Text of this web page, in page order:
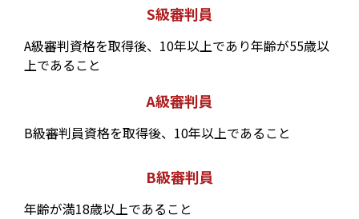
S級審判員
A級審判資格を取得後、10年以上であり年齢が55歳以
上であること
A級審判員
B級審判員資格を取得後、10年以上であること
B級審判員
年齢が満18歳以上であること